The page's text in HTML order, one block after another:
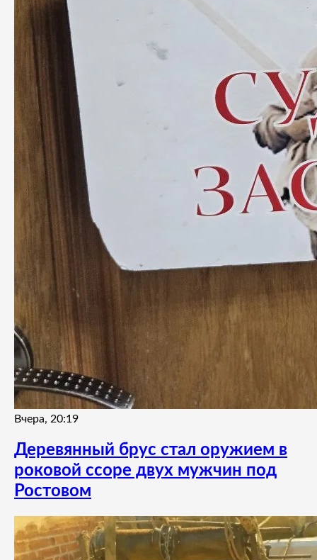
Вчера, 20:19
Деревянный брус стал оружием в
роковой ссоре двух мужчин под
Ростовом